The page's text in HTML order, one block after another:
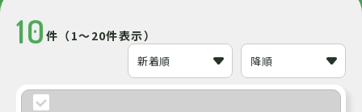
10 件（1～20件表示）